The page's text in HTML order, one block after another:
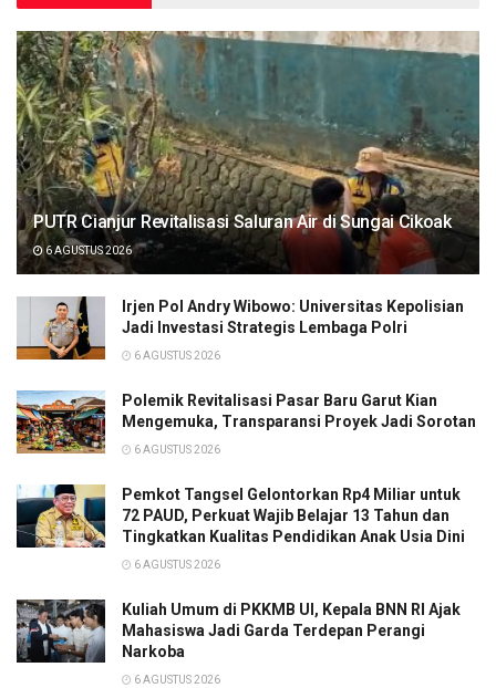
PUTR Cianjur Revitalisasi Saluran Air di Sungai Cikoak
6 AGUSTUS 2026
Irjen Pol Andry Wibowo: Universitas Kepolisian
Jadi Investasi Strategis Lembaga Polri
6 AGUSTUS 2026
Polemik Revitalisasi Pasar Baru Garut Kian
Mengemuka, Transparansi Proyek Jadi Sorotan
6 AGUSTUS 2026
Pemkot Tangsel Gelontorkan Rp4 Miliar untuk
72 PAUD, Perkuat Wajib Belajar 13 Tahun dan
Tingkatkan Kualitas Pendidikan Anak Usia Dini
6 AGUSTUS 2026
Kuliah Umum di PKKMB UI, Kepala BNN RI Ajak
Mahasiswa Jadi Garda Terdepan Perangi
Narkoba
6 AGUSTUS 2026